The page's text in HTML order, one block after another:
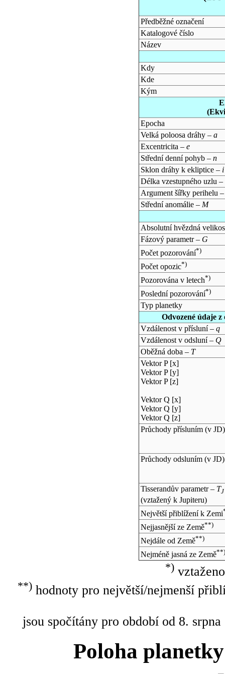
Předběžné označení
Katalogové číslo
Název
Kdy
Kde
Kým
Epocha
Velká poloosa dráhy – a
Excentricita – e
Střední denní pohyb – n
Sklon dráhy k ekliptice – i
Délka vzestupného uzlu –
Argument šířky perihelu
Střední anomálie – M
Absolutní hvězdná
Fázový parametr – G
Počet pozorování*)
Počet opozic*)
Pozorována v letech*)
Poslední pozorování*)
Typ planetky
Odvozené údaje
Vzdálenost v přísluní – q
Vzdálenost v odsluní – Q
Oběžná doba – T
Vektor P [x]
Vektor P [y]
Vektor P [z]
Vektor Q [x]
Vektor Q [y]
Vektor Q [z]
Průchody přísluním (v JD)
Průchody odsluním (v JD)
Tisserandův parametr – TJ
(vztažený k Jupiteru)
Největší přiblížení k Zemi
Nejjasnější ze Země**)
Nejdále od Země**)
Nejméně jasná ze Země**)
*)
**)hodnoty pro největší/nejmenší
jsou spočítány pro období od 8.
Poloha